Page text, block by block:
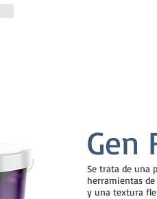
Gen
Se trata de una
herramientas
y una textura